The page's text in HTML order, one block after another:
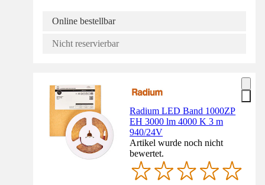
Online bestellbar
Nicht reservierbar
Radium LED Band 1000ZP
EH 3000 lm 4000 K 3 m
940/24V
Artikel wurde noch nicht
bewertet.